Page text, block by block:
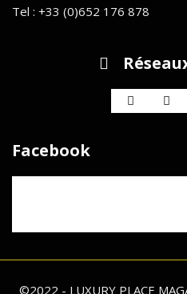
Tel : +33 (0)652 176 878
Facebook
©2022 - LUXURY PLACE